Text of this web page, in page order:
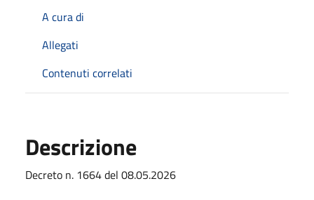
A cura di
Allegati
Contenuti correlati
Descrizione
Decreto n. 1664 del 08.05.2026